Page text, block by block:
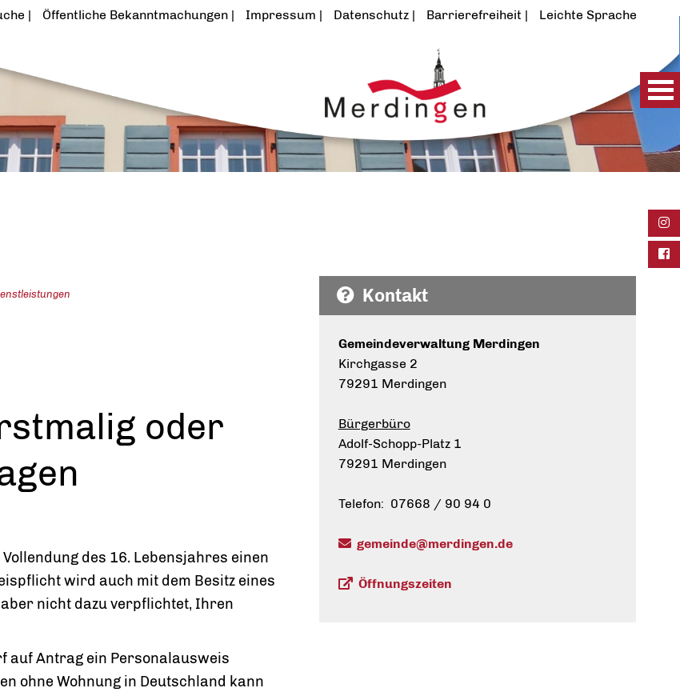
Öffentliche Bekanntmachungen Impressum Datenschutz Barrierefreiheit Leichte Sprache
oder
des 16. Lebensjahres einen
wird auch mit dem Besitz eines
nicht dazu verpflichtet, Ihren
auf Antrag ein Personalausweis
ohne Wohnung in Deutschland kann
Kontakt
Gemeindeverwaltung Merdingen
Kirchgasse 2
79291 Merdingen
Bürgerbüro
Adolf-Schopp-Platz 1
79291 Merdingen
Telefon: 07668 / 90 94 0
gemeinde@merdingen.de
Öffnungszeiten